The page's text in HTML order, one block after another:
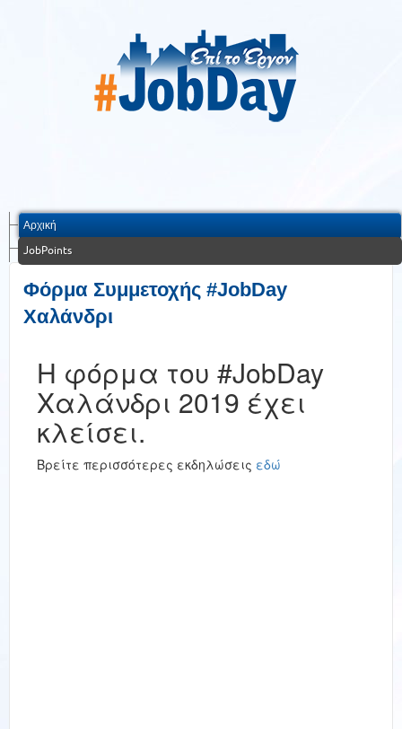
Αρχική
JobPoints
Φόρμα Συμμετοχής #JobDay
Χαλάνδρι